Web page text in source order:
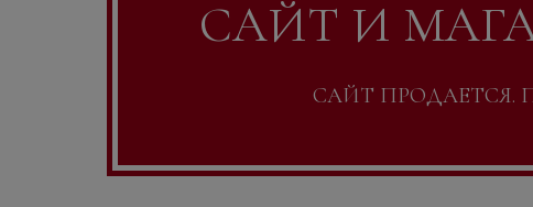
САЙТ И
САЙТ ПРОДАЕТСЯ.